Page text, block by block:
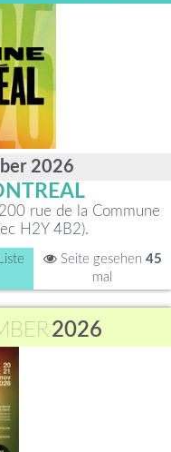
2026
rue de la Commune
H2Y 4B2).
Seite gesehen 45
mal
2026